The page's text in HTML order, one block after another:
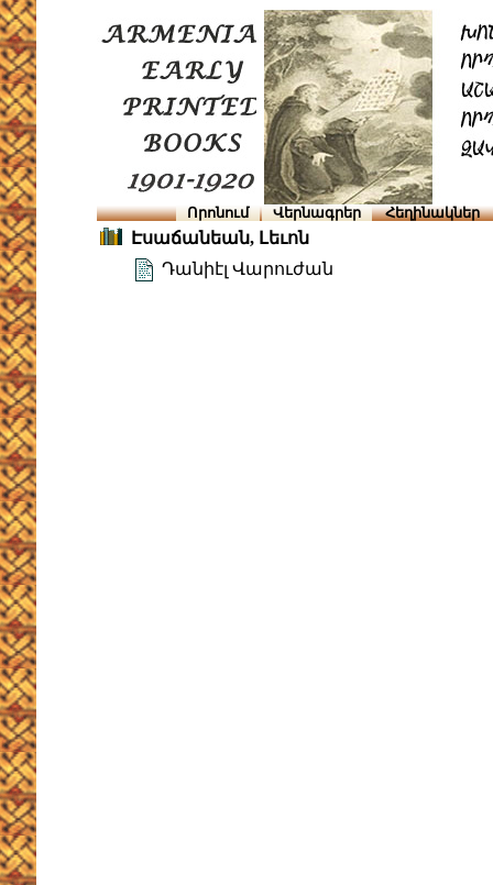
Որոնում Վերնագրեր Հեղինակներ
Էսաճանեան, Լեւոն
Դանիէլ Վարուժան